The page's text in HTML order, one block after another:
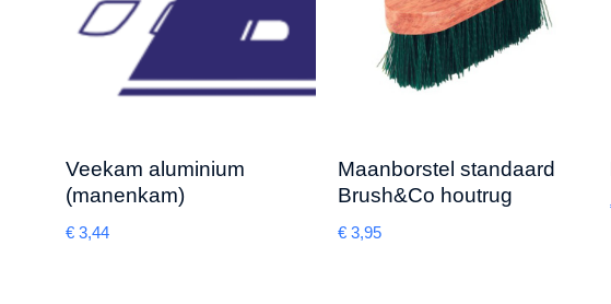
Veekam aluminium
(manenkam)
€ 3,44
Maanborstel standaard
Brush&Co houtrug
€3,95